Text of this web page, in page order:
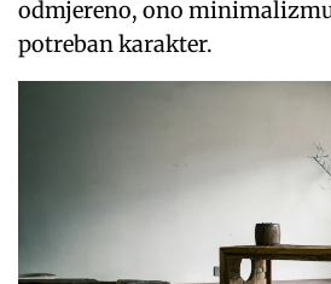
odmjereno, ono
potreban karakter.